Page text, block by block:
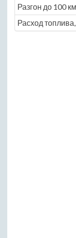
Разгон до 100
Расход